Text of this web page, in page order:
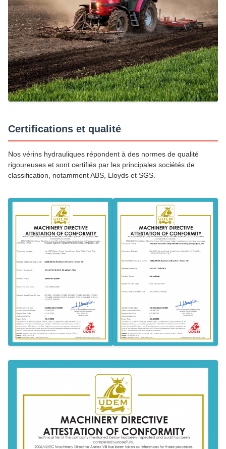
Certifications et qualité
Nos vérins hydrauliques répondent à des normes de qualité
rigoureuses et sont certifiés par les principales sociétés de
classification, notamment ABS, Lloyds et SGS.